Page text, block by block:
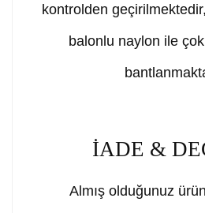
kontrolden
balonlu naylon ile
İADE &
Almış olduğunuz